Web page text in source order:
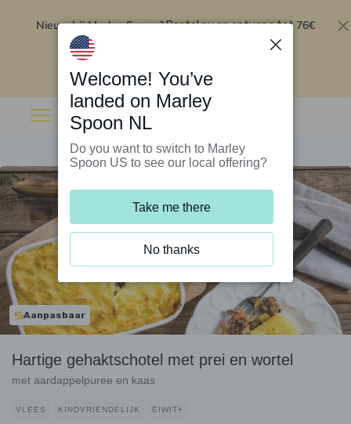
Nieuw bij Marley Spoon?Bestel nu en ontvang tot 76€
Aanpasbaar
Hartige gehaktschotel met prei en wortel
met aardappelpuree en kaas
VLEES KINDVRIENDELIJK EIWIT+
Welcome! You’ve
landed on Marley
Spoon NL
Do you want to switch to Marley
Spoon US to see our local offering?
Take me there
No thanks